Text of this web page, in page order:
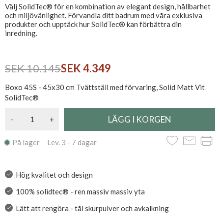
Välj SolidTec® för en kombination av elegant design, hållbarhet
och miljövänlighet. Förvandla ditt badrum med våra exklusiva
produkter och upptäck hur SolidTec® kan förbättra din
inredning.
SEK 10.145SEK 4.349
Boxo 45S - 45x30 cm Tvättställ med förvaring, Solid Matt Vit
SolidTec®
- +
På lager Lev. 3 - 7 dagar
Hög kvalitet och design
100% solidtec® - ren massiv massiv yta
Lätt att rengöra - tål skurpulver och avkalkning